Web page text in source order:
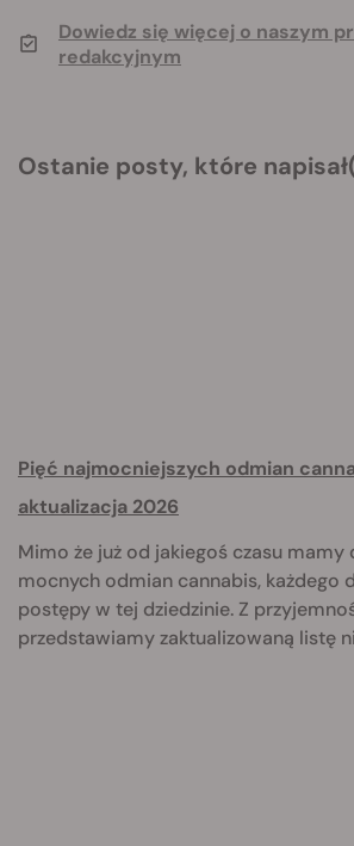
Dowiedz się więcej o naszym
redakcyjnym
Ostanie posty, które
Pięć najmocniejszych odmian
aktualizacja 2026
Mimo że już od jakiegoś czasu
mocnych odmian cannabis, każdego
postępy w tej dziedzinie. Z
przedstawiamy zaktualizowaną listę